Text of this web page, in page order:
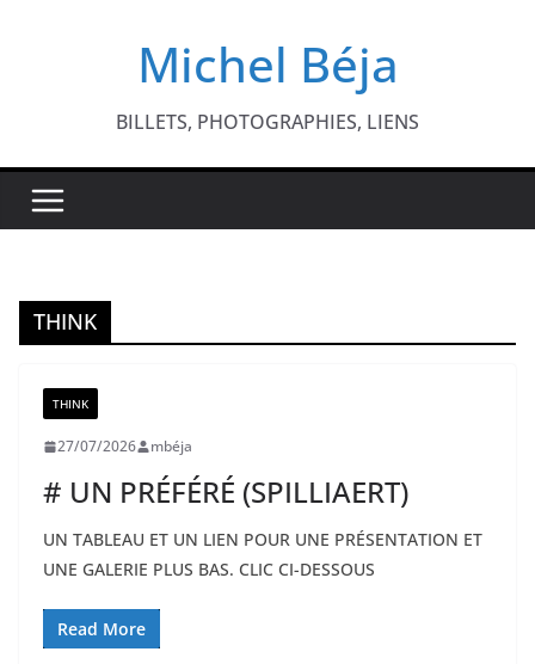
Michel Béja
BILLETS, PHOTOGRAPHIES, LIENS
THINK
THINK
27/07/2026 mbéja
# UN PRÉFÉRÉ (SPILLIAERT)
UN TABLEAU ET UN LIEN POUR UNE PRÉSENTATION ET
UNE GALERIE PLUS BAS. CLIC CI-DESSOUS
Read More